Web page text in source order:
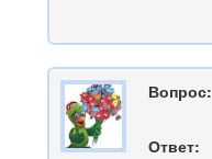
Вопрос:
Ответ: